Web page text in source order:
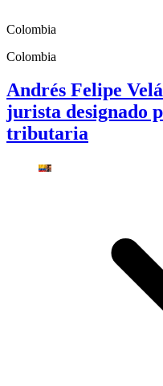
Colombia
Colombia
Andrés Felipe
jurista designado
tributaria